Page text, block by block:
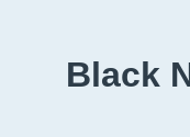
Black